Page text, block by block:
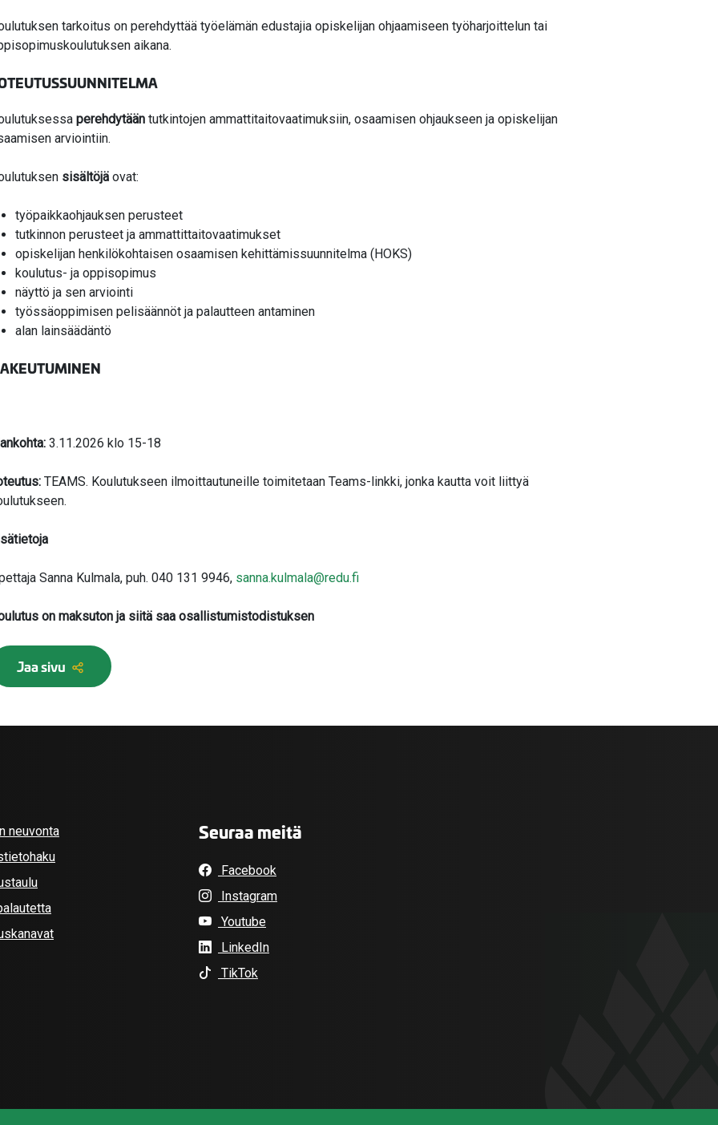
tarkoitus on perehdyttää työelämän edustajia opiskelijan ohjaamiseen työharjoittelun tai
aikana.
perehdytään tutkintojen ammattitaitovaatimuksiin, osaamisen ohjaukseen ja opiskelijan
arviointiin.
sisältöjä ovat:
työpaikkaohjauksen perusteet
tutkinnon perusteet ja ammattittaitovaatimukset
opiskelijan henkilökohtaisen osaamisen kehittämissuunnitelma (HOKS)
koulutus- ja oppisopimus
näyttö ja sen arviointi
työssäoppimisen pelisäännöt ja palautteen antaminen
alan lainsäädäntö
3.11.2026 klo 15-18
TEAMS. Koulutukseen ilmoittautuneille toimitetaan Teams-linkki, jonka kautta voit liittyä
Sanna Kulmala, puh. 040 131 9946, sanna.kulmala@redu.fi
on maksuton ja siitä saa osallistumistodistuksen
Jaa sivu
neuvonta
Seuraa meitä
Facebook
Instagram
Youtube
LinkedIn
TikTok